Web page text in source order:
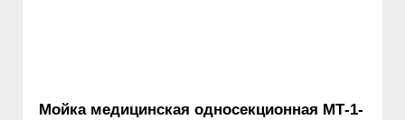
Мойка медицинская односекционная МТ-1-